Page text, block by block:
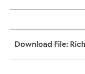
Download File: